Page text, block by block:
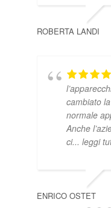
ROBERTA LANDI
cambiato
normale
Anche
ci... leggi
ENRICO OSTET